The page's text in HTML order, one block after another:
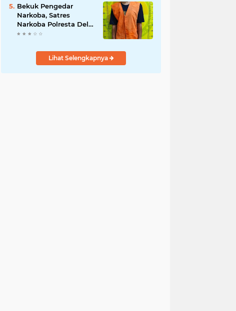
Rumah Warga di Pasar
Latong
Bekuk Pengedar
Narkoba, Satres
Narkoba Polresta Deli
Serdang amankan
Lihat Selengkapnya